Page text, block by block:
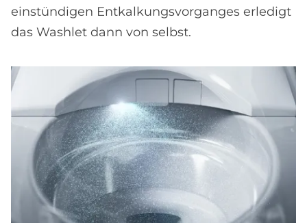
einstündigen Entkalkungsvorganges erledigt
das Washlet dann von selbst.